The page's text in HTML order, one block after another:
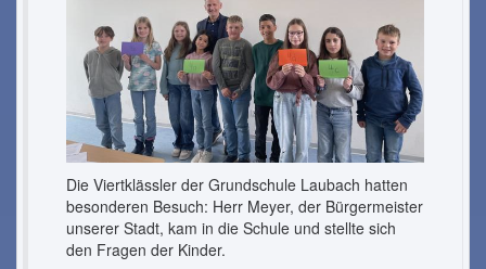
Die Viertklässler der Grundschule Laubach hatten
besonderen Besuch: Herr Meyer, der Bürgermeister
unserer Stadt, kam in die Schule und stellte sich
den Fragen der Kinder.